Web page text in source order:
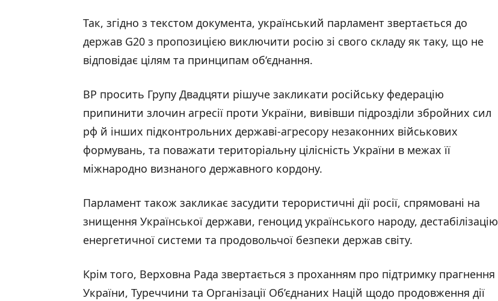
Так, згідно з текстом документа, український парламент звертається до
держав G20 з пропозицією виключити росію зі свого складу як таку, що не
відповідає цілям та принципам об‘єднання.
ВР просить Групу Двадцяти рішуче закликати російську федерацію
припинити злочин агресії проти України, вивівши підрозділи збройних сил
рф й інших підконтрольних державі-агресору незаконних військових
формувань, та поважати територіальну цілісність України в межах її
міжнародно визнаного державного кордону.
Парламент також закликає засудити терористичні дії росії, спрямовані на
знищення Української держави, геноцид українського народу, дестабілізацію
енергетичної системи та продовольчої безпеки держав світу.
Крім того, Верховна Рада звертається з проханням про підтримку прагнення
України, Туреччини та Організації Об’єднаних Націй щодо продовження дії